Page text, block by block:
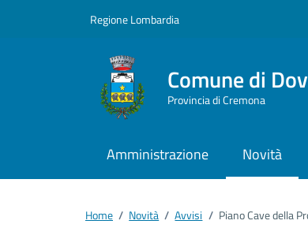
Regione Lombardia
Comune di
Provincia di Cremona
Amministrazione Novità
Home / Novità / Avvisi / Piano Cave della